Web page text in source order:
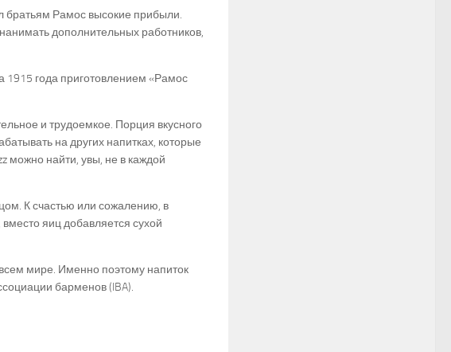
братьям Рамос высокие прибыли.
дополнительных работников,
1915 года приготовлением «Рамос
и трудоемкое. Порция вкусного
на других напитках, которые
можно найти, увы, не в каждой
К счастью или сожалению, в
яиц добавляется сухой
мире. Именно поэтому напиток
барменов (IBA).